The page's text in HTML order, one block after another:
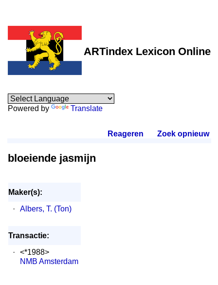
ARTindex Lexicon Online
Powered by Translate
Reageren Zoek opnieuw.
bloeiende jasmijn
Maker(s):
·
Albers, T. (Ton)
Transactie:
·
<*1988>
NMB Amsterdam